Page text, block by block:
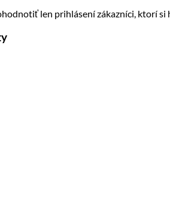
len prihlásení zákazníci, ktorí si